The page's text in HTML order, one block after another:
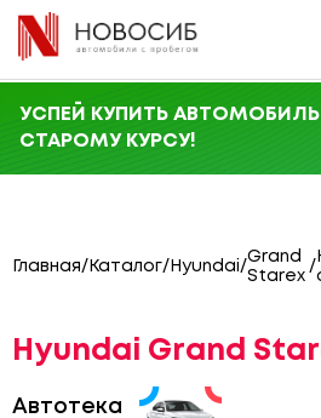
УСПЕЙ КУПИТЬ
СТАРОМУ КУРСУ!
Главная/ Каталог/ Hyundai/
Grand
Starex
/
Hyundai Grand
Автотека